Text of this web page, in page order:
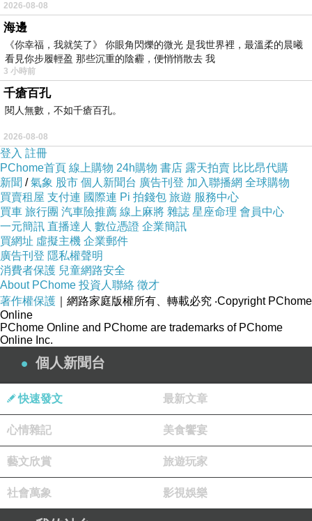
商品訊息功能:
商品訊息描述
關於錦江之星福州五一北路酒店
簡介
2026-08-08
海邊
《你幸福，我就笑了》 你眼角閃爍的微光 是我世界裡，最溫柔的晨曦
看見你步履輕盈 那些沉重的陰霾，便悄悄散去 我
3 小時前
千瘡百孔
閱人無數，不如千瘡百孔。
2026-08-08
登入 註冊
PChome首頁 線上購物 24h購物 書店 露天拍賣 比比昂代購
新聞 /氣象 股市 個人新聞台 廣告刊登 加入聯播網 全球購物
買賣租屋 支付連 國際連 Pi 拍錢包 旅遊 服務中心
買車 旅行團 汽車險推薦 線上麻將 雜誌 星座命理 會員中心
一元簡訊 直播達人 數位憑證 企業簡訊
買網址 虛擬主機 企業郵件
廣告刊登 隱私權聲明
消費者保護 兒童網路安全
About PChome 投資人聯絡 徵才
著作權保護 ｜網路家庭版權所有、轉載必究 ‧Copyright PChome
Online
PChome Online and PChome are trademarks of PChome
Online Inc.
個人新聞台
快速發文 最新文章
心情雜記 美食饗宴
藝文欣賞 旅遊玩家
社會萬象 影視娛樂